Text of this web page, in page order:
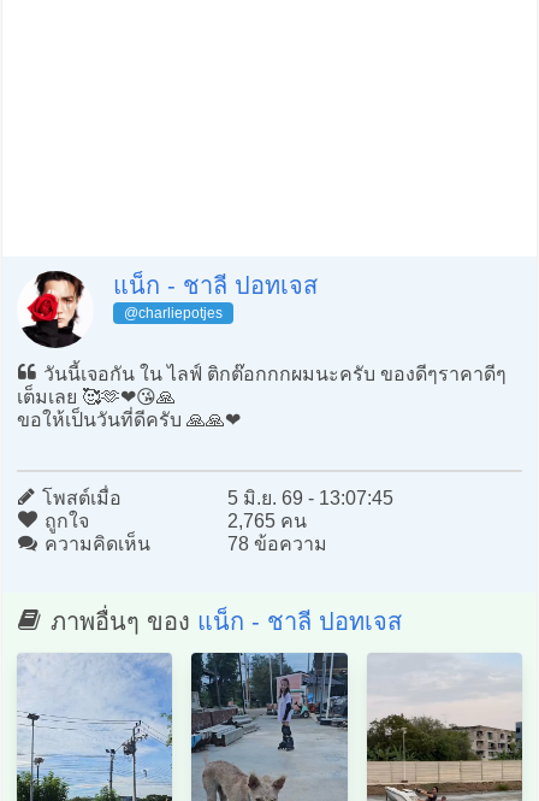
แน็ก - ชาลี ปอทเจส
@charliepotjes
วันนี้เจอกัน ใน ไลฟ์ ติกต๊อกกกผมนะครับ ของดีๆราคาดีๆ
เต็มเลย 🥰🫶❤️😘🙏
ขอให้เป็นวันที่ดีครับ 🙏🙏❤️
โพสต์เมื่อ
5 มิ.ย. 69 - 13:07:45
ถูกใจ
2,765 คน
ความคิดเห็น
78 ข้อความ
ภาพอื่นๆ ของ แน็ก - ชาลี ปอทเจส